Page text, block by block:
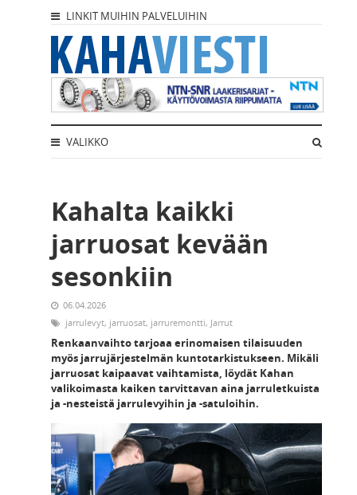
LINKIT MUIHIN PALVELUIHIN
VALIKKO
Kahalta kaikki
jarruosat kevään
sesonkiin
06.04.2026
jarrulevyt, jarruosat, jarruremontti, Jarrut
Renkaanvaihto tarjoaa erinomaisen tilaisuuden
myös jarrujärjestelmän kuntotarkistukseen. Mikäli
jarruosat kaipaavat vaihtamista, löydät Kahan
valikoimasta kaiken tarvittavan aina jarruletkuista
ja -nesteistä jarrulevyihin ja -satuloihin.